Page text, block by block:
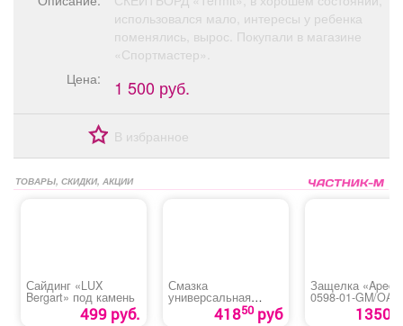
Афиша Обучение Проекты
использовался мало, интересы у ребенка
поменялись, вырос. Покупали в магазине
«Спортмастер».
Цена:
1 500 руб.
В избранное
ТОВАРЫ, СКИДКИ, АКЦИИ
Сайдинг «LUX
Bergart» под камень
499 руб.
Смазка
универсальная
«Himkod multi»
41850руб
Защелка «Apecs
0598-01-GM/
(598-01-WH/GM)
1350